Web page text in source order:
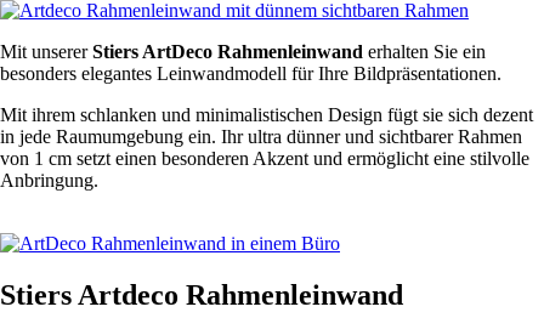
Mit unsererStiers ArtDeco Rahmenleinwand erhalten Sie ein
besonders elegantes Leinwandmodell für Ihre Bildpräsentationen.
Mit ihrem schlanken und minimalistischen Design fügt sie sich dezent
in jede Raumumgebung ein. Ihr ultra dünner und sichtbarer Rahmen
von 1 cm setzt einen besonderen Akzent und ermöglicht eine stilvolle
Anbringung.
Stiers Artdeco Rahmenleinwand